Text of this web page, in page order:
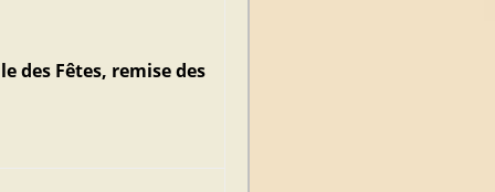
des Fêtes, remise des